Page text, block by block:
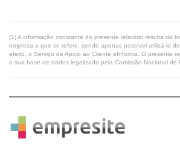
(1) A informação constante do presente relatório resulta da
empresa a que se refere, sendo apenas possível utilizá-la
efeito, o Serviço de Apoio ao Cliente eInforma. O presente
a sua base de dados legalizada pela Comissão Nacional